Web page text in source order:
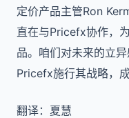
定价产品主管Ron
直在与Pricefx协作，
品。咱们对未来的立
Pricefx施行其战略，
翻译：夏慧